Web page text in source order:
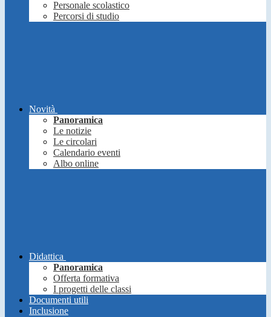
Personale scolastico
Percorsi di studio
Novità
Panoramica
Le notizie
Le circolari
Calendario eventi
Albo online
Didattica
Panoramica
Offerta formativa
I progetti delle classi
Documenti utili
Inclusione